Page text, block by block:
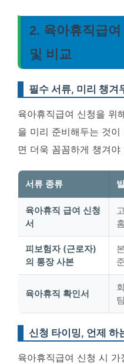
2. 육아휴직급
및 비교
필수 서류, 미리 챙겨
육아휴직급여 신청을 위
을 미리 준비해두는 것
면 더욱 꼼꼼하게 챙겨야
서류 종류
육아휴직 급여 신청
서
피보험자 (근로자)
의 통장 사본
육아휴직 확인서
팀
신청 타이밍, 언제 하
육아휴직급여 신청 시